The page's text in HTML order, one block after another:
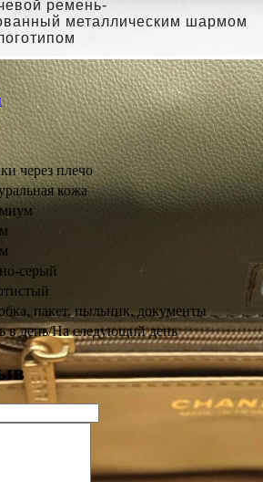
ремень-
металлическим шармом
через плечо
кожа
серый
пакет, пыльник, документы
в день/На следующий день